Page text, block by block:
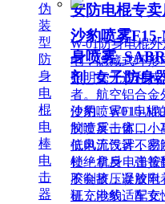
安防电棍专
W-01防身电棍
电，隐藏式环形
照明毫无违和感
者。航空铝合金
使用。W01电棍
制造反击窗口；
低电流设计不易
锁 + 机身电击
不会挤压误放电
机充电线、车充
沙豹喷雾
身喷雾
剂_女子防身
沙豹喷雾F15-
胶喷雾一体，小
抗风无气雾，密
杜绝拿反，弹簧
胶制敌，凝胶附
证，沙豹适配女
伪
装
型
防
身
电
棍
电
棒
电
击
器